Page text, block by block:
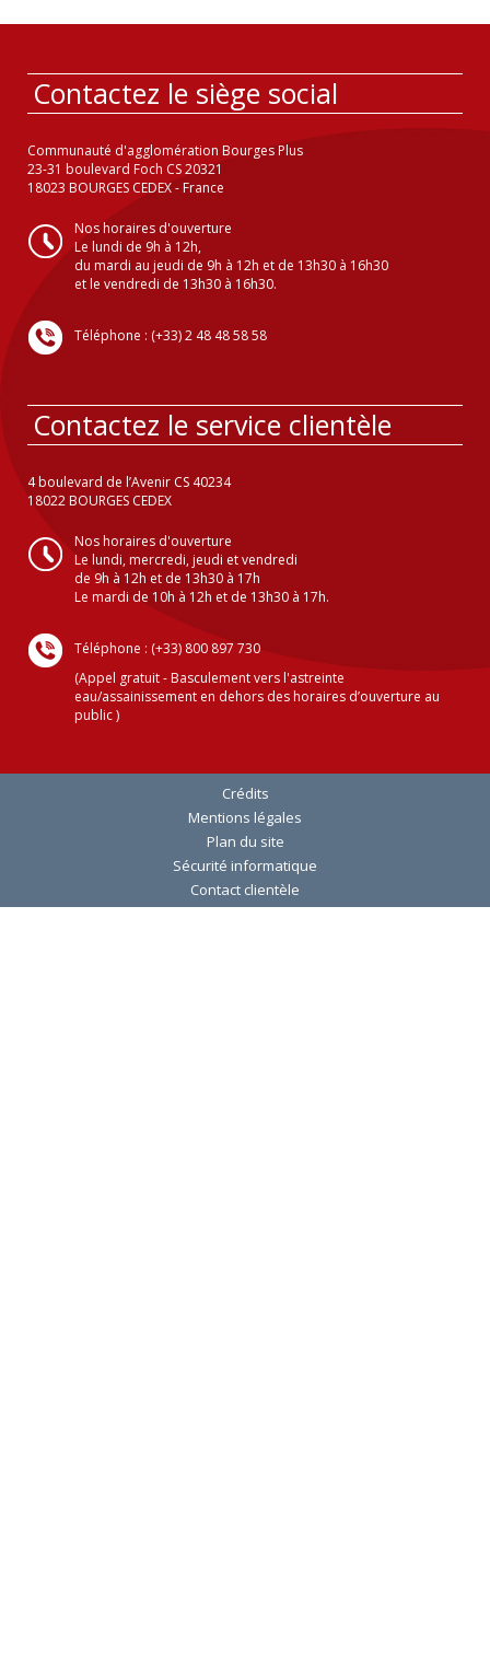
Contactez le siège social
Communauté d'agglomération Bourges Plus
23-31 boulevard Foch CS 20321
18023 BOURGES CEDEX - France
Nos horaires d'ouverture
Le lundi de 9h à 12h,
du mardi au jeudi de 9h à 12h et de 13h30 à 16h30
et le vendredi de 13h30 à 16h30.
Téléphone : (+33) 2 48 48 58 58
Contactez le service clientèle
4 boulevard de l’Avenir CS 40234
18022 BOURGES CEDEX
Nos horaires d'ouverture
Le lundi, mercredi, jeudi et vendredi
de 9h à 12h et de 13h30 à 17h
Le mardi de 10h à 12h et de 13h30 à 17h.
Téléphone : (+33) 800 897 730
(Appel gratuit - Basculement vers l'astreinte
eau/assainissement en dehors des horaires d’ouverture au
public )
Crédits
Mentions légales
Plan du site
Sécurité informatique
Contact clientèle